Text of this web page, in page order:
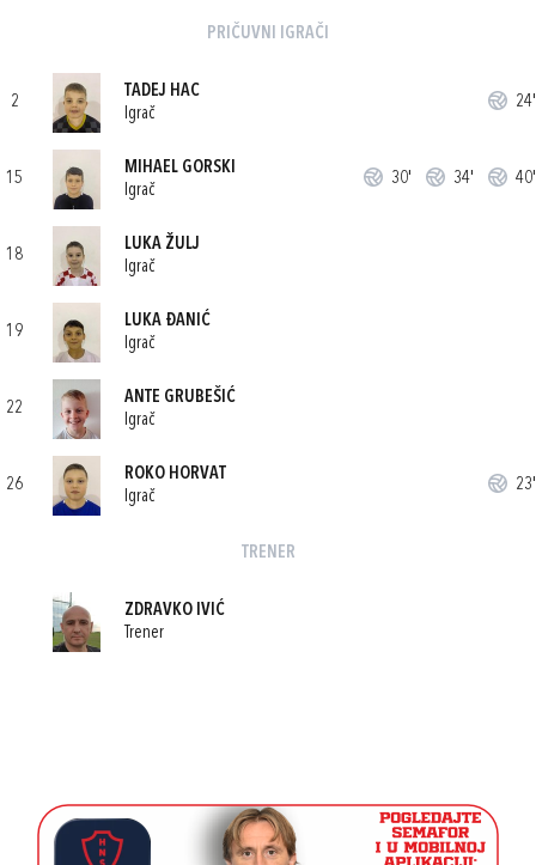
PRIČUVNI IGRAČI
2
TADEJ HAC
Igrač
24'
15
MIHAEL GORSKI
Igrač
30' 34' 40'
18
LUKA ŽULJ
Igrač
19
LUKA ĐANIĆ
Igrač
22
ANTE GRUBEŠIĆ
Igrač
26
ROKO HORVAT
Igrač
23'
TRENER
ZDRAVKO IVIĆ
Trener